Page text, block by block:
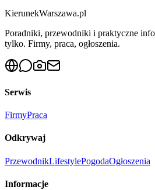
KierunekWarszawa.pl
Poradniki, przewodniki i praktyczne
tylko. Firmy, praca, ogłoszenia.
Serwis
FirmyPraca
Odkrywaj
PrzewodnikLifestylePogodaOgłoszenia
Informacje